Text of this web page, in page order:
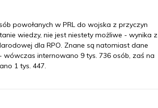
powołanych w PRL do wojska z przyczyn
wiedzy, nie jest niestety możliwe - wynika z
dla RPO. Znane są natomiast dane
internowano 9 tys. 736 osób, zaś na
1 tys. 447.